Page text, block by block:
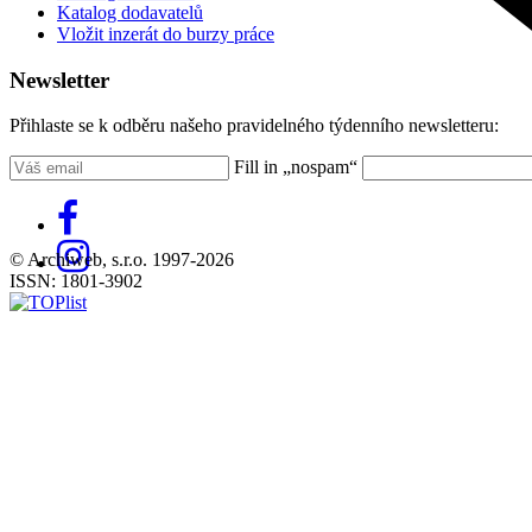
Katalog dodavatelů
Vložit inzerát do burzy práce
Newsletter
Přihlaste se k odběru našeho pravidelného týdenního newsletteru:
Fill in „nospam“
© Archiweb, s.r.o. 1997-2026
ISSN: 1801-3902